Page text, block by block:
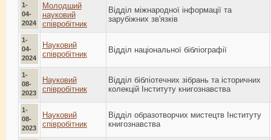
1-
04-
2024
Молодший
науковий
співробітник
Відділ міжнародної інформації та
зарубіжних зв'язків
1-
04-
2024
Науковий
співробітник
Відділ національної бібліографії
1-
08-
2023
Науковий
співробітник
Відділ бібліотечних зібрань та історичних
колекцій Інституту книгознавства
1-
08-
2023
Науковий
співробітник
Відділ образотворчих мистецтв Інституту
книгознавства